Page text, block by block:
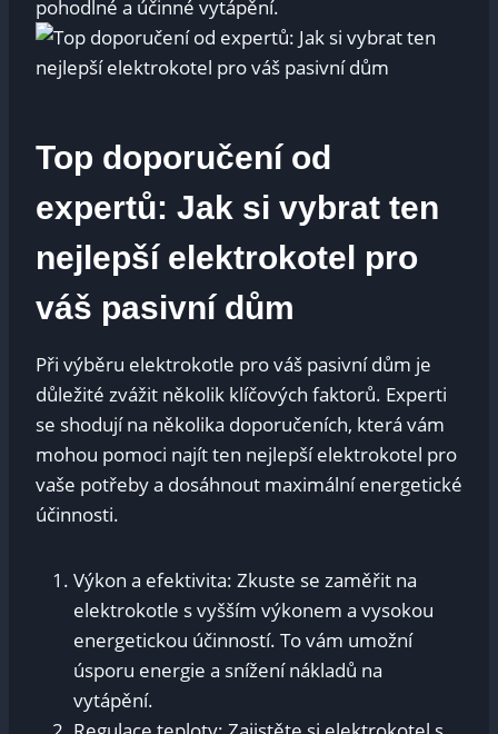
pohodlné a účinné vytápění.
Top doporučení od
expertů: Jak si vybrat ten
nejlepší elektrokotel pro
váš pasivní dům
Při výběru elektrokotle pro váš pasivní dům je
důležité zvážit několik klíčových faktorů. Experti
se shodují na několika doporučeních, která vám
mohou pomoci najít ten nejlepší elektrokotel pro
vaše potřeby a dosáhnout maximální energetické
účinnosti.
Výkon a efektivita: Zkuste se zaměřit na
elektrokotle s vyšším výkonem a vysokou
energetickou účinností. To vám umožní
úsporu energie a snížení nákladů na
vytápění.